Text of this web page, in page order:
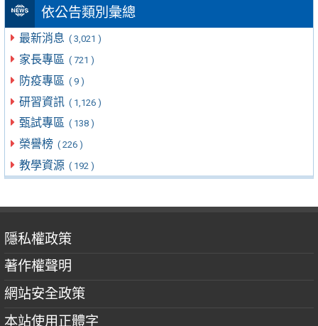
依公告類別彙總
最新消息 ( 3,021 )
家長專區 ( 721 )
防疫專區 ( 9 )
研習資訊 ( 1,126 )
甄試專區 ( 138 )
榮譽榜 ( 226 )
教學資源 ( 192 )
隱私權政策
著作權聲明
網站安全政策
本站使用正體字